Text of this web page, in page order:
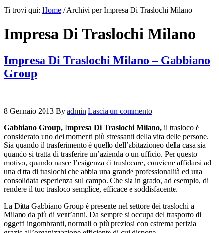
Ti trovi qui: Home /Archivi per Impresa Di Traslochi Milano
Impresa Di Traslochi Milano
Impresa Di Traslochi Milano – Gabbiano
Group
8 Gennaio 2013 By admin Lascia un commento
Gabbiano Group, Impresa Di Traslochi Milano, il trasloco è
considerato uno dei momenti più stressanti della vita delle persone.
Sia quando il trasferimento è quello dell’abitazioneo della casa sia
quando si tratta di trasferire un’azienda o un ufficio. Per questo
motivo, quando nasce l’esigenza di traslocare, conviene affidarsi ad
una ditta di traslochi che abbia una grande professionalità ed una
consolidata esperienza sul campo. Che sia in grado, ad esempio, di
rendere il tuo trasloco semplice, efficace e soddisfacente.
La Ditta Gabbiano Group è presente nel settore dei traslochi a
Milano da più di vent’anni. Da sempre si occupa del trasporto di
oggetti ingombranti, normali o più preziosi con estrema perizia,